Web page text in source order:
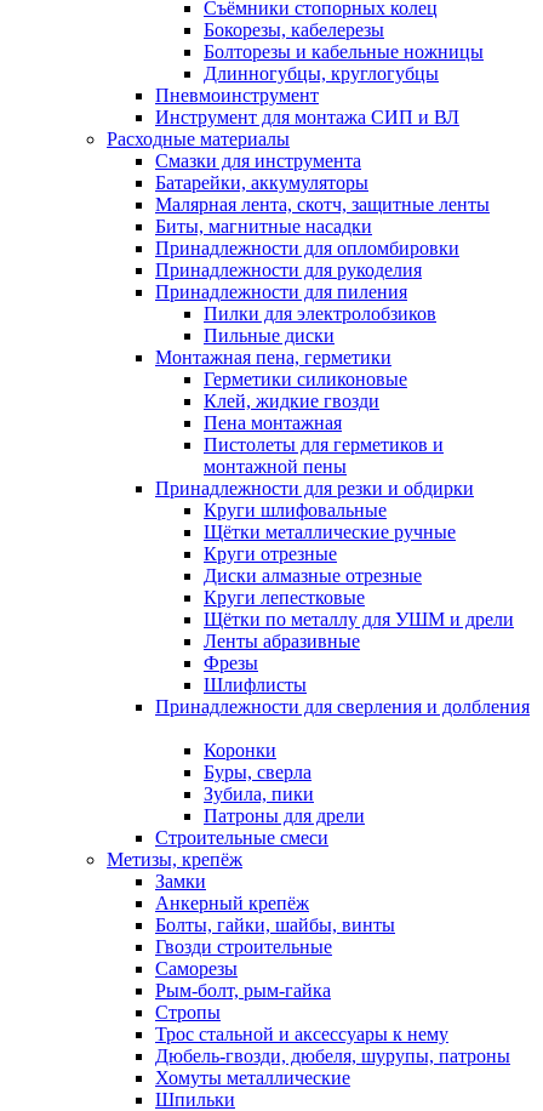
Съёмники стопорных колец
Бокорезы, кабелерезы
Болторезы и кабельные ножницы
Длинногубцы, круглогубцы
Пневмоинструмент
Инструмент для монтажа СИП и ВЛ
Расходные материалы
Смазки для инструмента
Батарейки, аккумуляторы
Малярная лента, скотч, защитные ленты
Биты, магнитные насадки
Принадлежности для опломбировки
Принадлежности для рукоделия
Принадлежности для пиления
Пилки для электролобзиков
Пильные диски
Монтажная пена, герметики
Герметики силиконовые
Клей, жидкие гвозди
Пена монтажная
Пистолеты для герметиков и
монтажной пены
Принадлежности для резки и обдирки
Круги шлифовальные
Щётки металлические ручные
Круги отрезные
Диски алмазные отрезные
Круги лепестковые
Щётки по металлу для УШМ и дрели
Ленты абразивные
Фрезы
Шлифлисты
Принадлежности для сверления и долбления
Коронки
Буры, сверла
Зубила, пики
Патроны для дрели
Строительные смеси
Метизы, крепёж
Замки
Анкерный крепёж
Болты, гайки, шайбы, винты
Гвозди строительные
Саморезы
Рым-болт, рым-гайка
Стропы
Трос стальной и аксессуары к нему
Дюбель-гвозди, дюбеля, шурупы, патроны
Хомуты металлические
Шпильки